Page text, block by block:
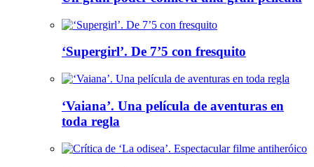
‘Supergirl’. De 7’5 con fresquito
‘Vaiana’. Una película de aventuras en
toda regla